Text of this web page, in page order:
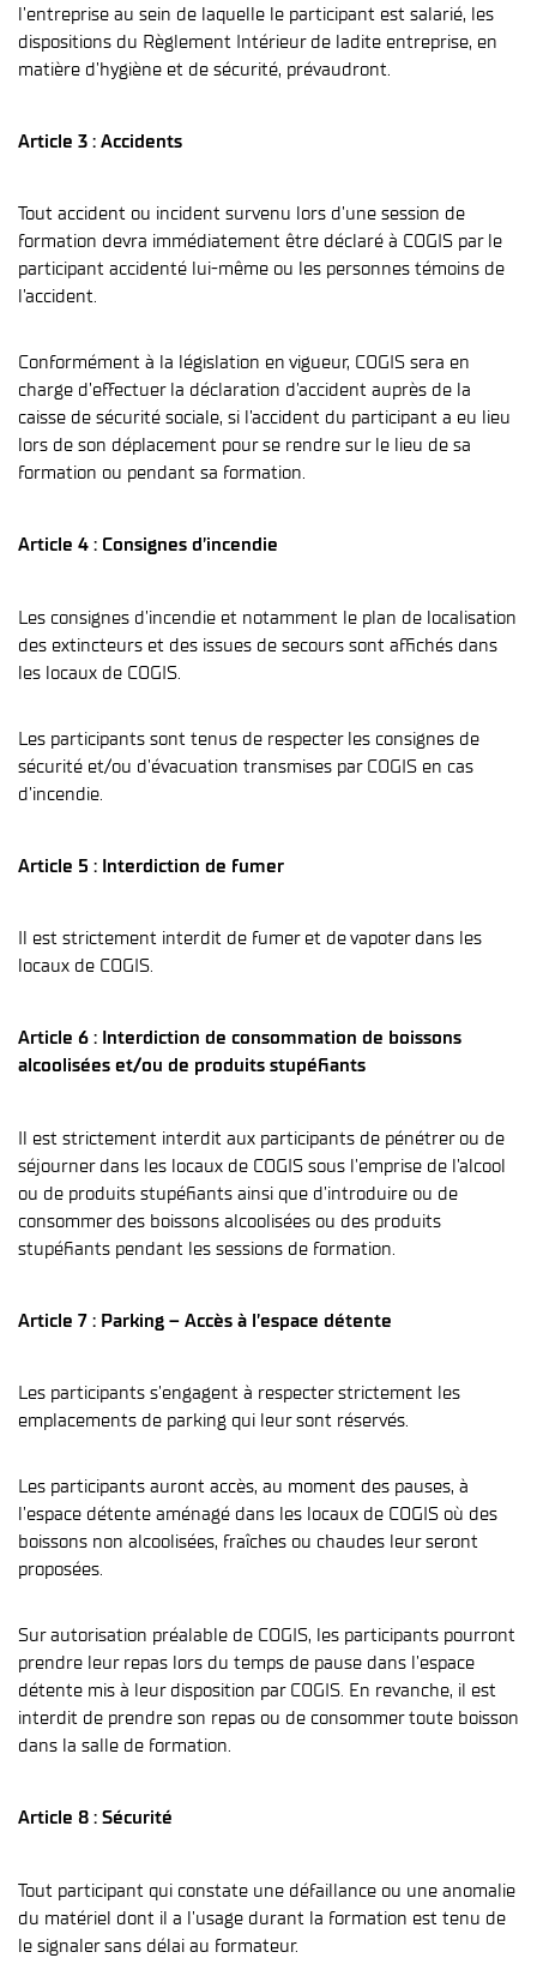
l’entreprise au sein de laquelle le participant est salarié, les
dispositions du Règlement Intérieur de ladite entreprise, en
matière d’hygiène et de sécurité, prévaudront.
Article 3 : Accidents
Tout accident ou incident survenu lors d’une session de
formation devra immédiatement être déclaré à COGIS par le
participant accidenté lui-même ou les personnes témoins de
l’accident.
Conformément à la législation en vigueur, COGIS sera en
charge d’effectuer la déclaration d’accident auprès de la
caisse de sécurité sociale, si l’accident du participant a eu lieu
lors de son déplacement pour se rendre sur le lieu de sa
formation ou pendant sa formation.
Article 4 : Consignes d’incendie
Les consignes d’incendie et notamment le plan de localisation
des extincteurs et des issues de secours sont affichés dans
les locaux de COGIS.
Les participants sont tenus de respecter les consignes de
sécurité et/ou d’évacuation transmises par COGIS en cas
d’incendie.
Article 5 : Interdiction de fumer
Il est strictement interdit de fumer et de vapoter dans les
locaux de COGIS.
Article 6 : Interdiction de consommation de boissons
alcoolisées et/ou de produits stupéfiants
Il est strictement interdit aux participants de pénétrer ou de
séjourner dans les locaux de COGIS sous l’emprise de l’alcool
ou de produits stupéfiants ainsi que d’introduire ou de
consommer des boissons alcoolisées ou des produits
stupéfiants pendant les sessions de formation.
Article 7 : Parking – Accès à l’espace détente
Les participants s’engagent à respecter strictement les
emplacements de parking qui leur sont réservés.
Les participants auront accès, au moment des pauses, à
l’espace détente aménagé dans les locaux de COGIS où des
boissons non alcoolisées, fraîches ou chaudes leur seront
proposées.
Sur autorisation préalable de COGIS, les participants pourront
prendre leur repas lors du temps de pause dans l’espace
détente mis à leur disposition par COGIS. En revanche, il est
interdit de prendre son repas ou de consommer toute boisson
dans la salle de formation.
Article 8 : Sécurité
Tout participant qui constate une défaillance ou une anomalie
du matériel dont il a l’usage durant la formation est tenu de
le signaler sans délai au formateur.